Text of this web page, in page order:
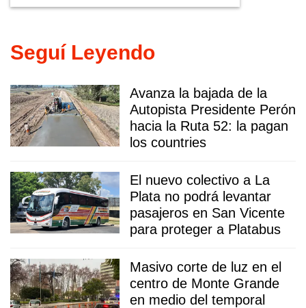
Seguí Leyendo
Avanza la bajada de la
Autopista Presidente Perón
hacia la Ruta 52: la pagan
los countries
El nuevo colectivo a La
Plata no podrá levantar
pasajeros en San Vicente
para proteger a Platabus
Masivo corte de luz en el
centro de Monte Grande
en medio del temporal